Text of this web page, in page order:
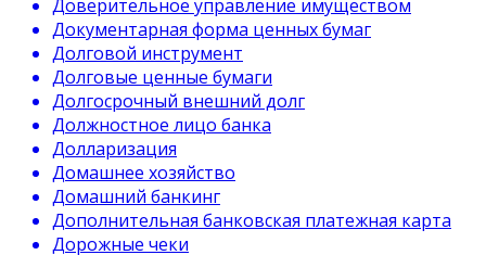
Доверительное управление имуществом
Документарная форма ценных бумаг
Долговой инструмент
Долговые ценные бумаги
Долгосрочный внешний долг
Должностное лицо банка
Долларизация
Домашнее хозяйство
Домашний банкинг
Дополнительная банковская платежная карта
Дорожные чеки